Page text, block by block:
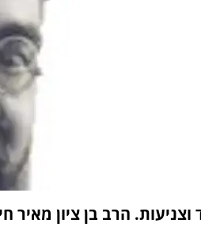
הרב בן ציון מאיר